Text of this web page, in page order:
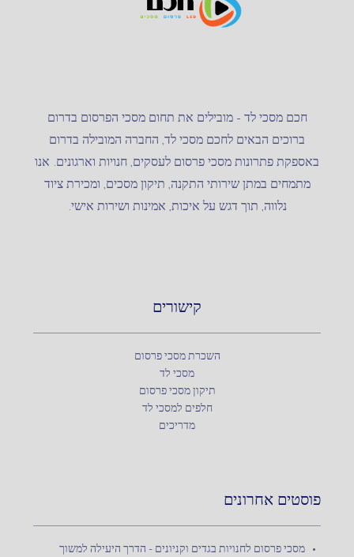
חכם מסכי לד – מובילים את תחום מסכי הפרסום בדרום
ברוכים הבאים לחכם מסכי לד, החברה המובילה בדרום
באספקת פתרונות מסכי פרסום לעסקים, חנויות וארגונים. אנו
מתמחים במתן שירותי התקנה, תיקון מסכים, ומכירת ציוד
נלווה, תוך דגש על איכות, אמינות ושירות אישי.
קישורים
השכרת מסכי פרסום
מסכי לד
תיקון מסכי פרסום
חלפים למסכי לד
מדריכים
פוסטים אחרונים
מסכי פרסום לחנויות בגדים וקניונים – הדרך היעילה למשוך